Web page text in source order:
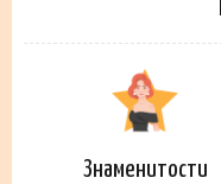
Знаменитости